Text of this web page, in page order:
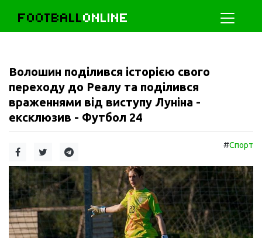
FOOTBALLONLINE
Волошин поділився історією свого
переходу до Реалу та поділився
враженнями від виступу Луніна -
ексклюзив - Футбол 24
#Спорт